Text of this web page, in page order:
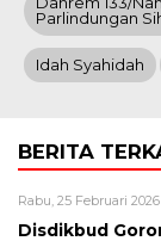
Parlindungan
Idah Syahidah
BERITA
Rabu, 25 Februari
Disdikbud